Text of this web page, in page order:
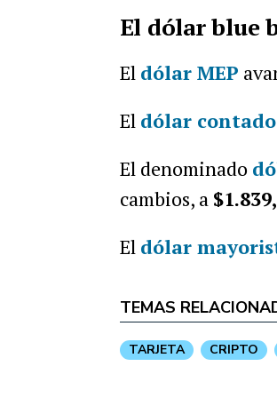
El dólar blue
El dólar MEP
El dólar
El denominado
cambios, a
El dólar
TEMAS
TARJETA CRIPTO